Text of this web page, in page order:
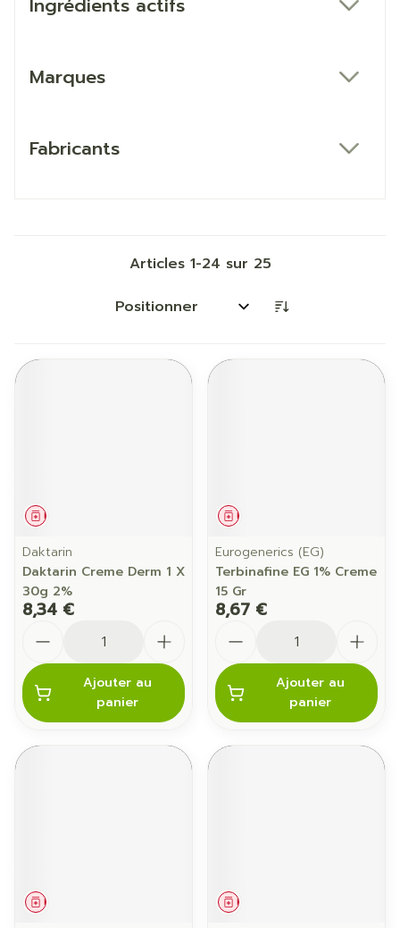
Ingrédients actifs
Marques
Fabricants
Articles 1-24 sur 25
Trier par:
Médicament
Daktarin
Daktarin Creme Derm 1 X
30g 2%
8,34 €
Ajouter au
panier
Médicament
Eurogenerics (EG)
Terbinafine EG 1% Creme
15 Gr
8,67 €
Ajouter au
panier
Médicament Médicament